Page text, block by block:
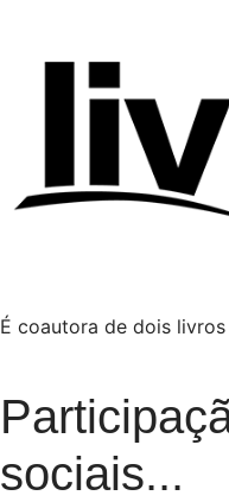
É coautora de dois
sociais...